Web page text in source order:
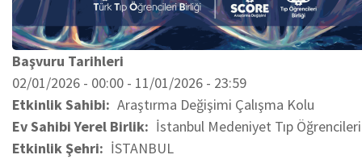
Başvuru Tarihleri
02/01/2026 - 00:00 - 11/01/2026 - 23:59
Etkinlik Sahibi
Araştırma Değişimi Çalışma Kolu
Ev Sahibi Yerel Birlik
İstanbul Medeniyet Tıp
Etkinlik Şehri
İSTANBUL